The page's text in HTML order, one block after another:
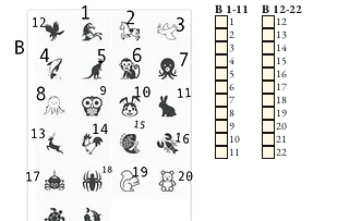
B 1-11
1
2
3
4
5
6
7
8
9
10
11
B 12-22
12
13
14
15
16
17
18
19
20
21
22